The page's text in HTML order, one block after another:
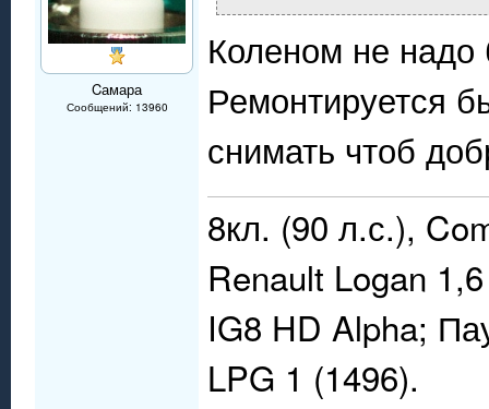
Cамара
Сообщений: 13960
Коленом не надо
Ремонтируется
снимать чтоб
8кл. (90 л.с.),
Renault Logan
IG8 HD Alpha;
LPG 1 (1496).